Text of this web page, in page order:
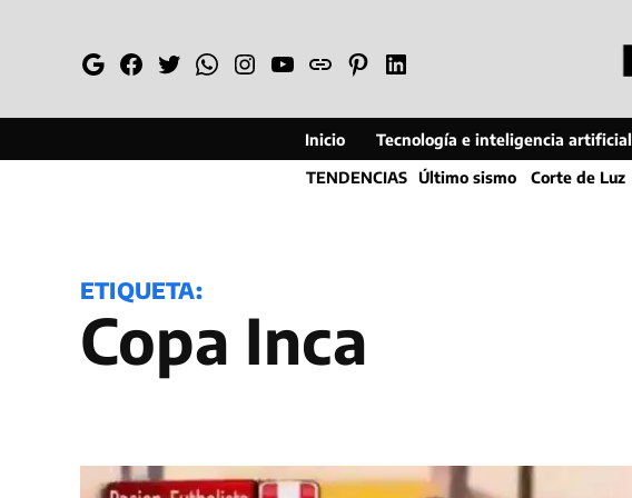
GoogleFacebook
TwitterWhatsapp
Instagram
YouTube
WebPinterestLinkedin
Inicio Tecnología e inteligencia artificial
TENDENCIAS Último sismo Corte de Luz
ETIQUETA:
Copa Inca